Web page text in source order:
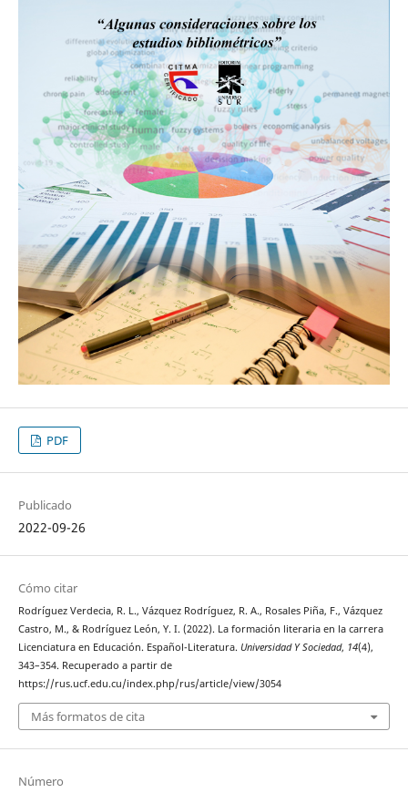
PDF
Publicado
2022-09-26
Cómo citar
Rodríguez Verdecia, R. L., Vázquez Rodríguez, R. A., Rosales Piña, F., Vázquez
Castro, M., & Rodríguez León, Y. I. (2022). La formación literaria en la carrera
Licenciatura en Educación. Español-Literatura. Universidad Y Sociedad, 14(4),
343–354. Recuperado a partir de
https://rus.ucf.edu.cu/index.php/rus/article/view/3054
Más formatos de cita
Número